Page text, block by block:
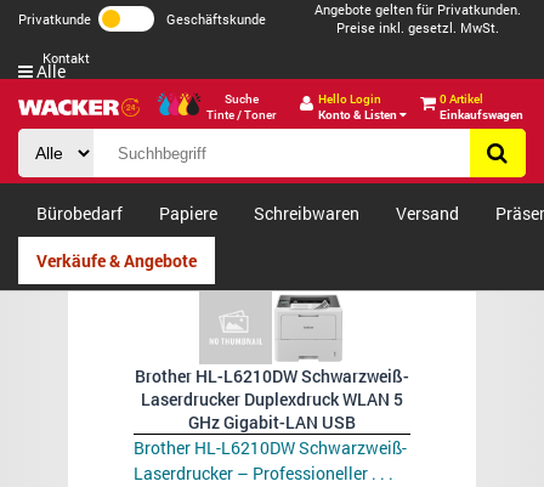
Privatkunde Geschäftskunde
Angebote gelten für Privatkunden.
Preise inkl. gesetzl. MwSt.
Kontakt
Suche
Tinte / Toner
Hello Login
Konto & Listen
0 Artikel
Einkaufswagen
Alle
Bürobedarf Papiere Schreibwaren Versand
Verkäufe & Angebote
Brother HL-L6210DW Schwarzweiß-
Laserdrucker Duplexdruck WLAN 5
GHz Gigabit-LAN USB
Brother HL-L6210DW Schwarzweiß-
Laserdrucker – Professioneller . . .